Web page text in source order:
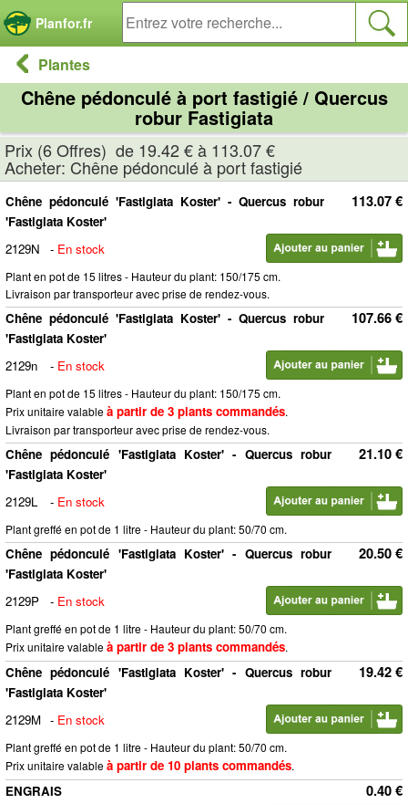
Planfor.fr
Plantes
Chêne pédonculé à port fastigié / Quercus
robur Fastigiata
Prix (6 Offres) de 19.42 € à 113.07 €
Acheter: Chêne pédonculé à port fastigié
113.07 €
Chêne pédonculé 'Fastigiata Koster' - Quercus robur
'Fastigiata Koster'
2129N
- En stock
Plant en pot de 15 litres - Hauteur du plant: 150/175 cm.
Livraison par transporteur avec prise de rendez-vous.
107.66 €
Chêne pédonculé 'Fastigiata Koster' - Quercus robur
'Fastigiata Koster'
2129n
- En stock
Plant en pot de 15 litres - Hauteur du plant: 150/175 cm.
Prix unitaire valableà partir de 3 plants commandés.
Livraison par transporteur avec prise de rendez-vous.
21.10 €
Chêne pédonculé 'Fastigiata Koster' - Quercus robur
'Fastigiata Koster'
2129L
- En stock
Plant greffé en pot de 1 litre - Hauteur du plant: 50/70 cm.
20.50 €
Chêne pédonculé 'Fastigiata Koster' - Quercus robur
'Fastigiata Koster'
2129P
- En stock
Plant greffé en pot de 1 litre - Hauteur du plant: 50/70 cm.
Prix unitaire valableà partir de 3 plants commandés.
19.42 €
Chêne pédonculé 'Fastigiata Koster' - Quercus robur
'Fastigiata Koster'
2129M - En stock
Plant greffé en pot de 1 litre - Hauteur du plant: 50/70 cm.
Prix unitaire valableà partir de 10 plants commandés.
0.40 €
ENGRAIS
Panneau de gestion des cookies